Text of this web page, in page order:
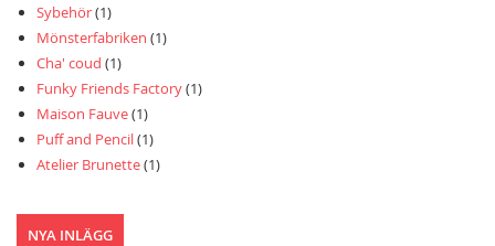
Sybehör(1)
Mönsterfabriken (1)
Cha' coud (1)
Funky Friends Factory(1)
Maison Fauve(1)
Puff and Pencil(1)
Atelier Brunette(1)
NYA INLÄGG